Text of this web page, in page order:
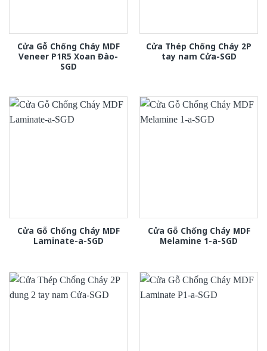
Cửa Gỗ Chống Cháy MDF
Veneer P1R5 Xoan Đào-
SGD
Cửa Thép Chống Cháy 2P
tay nam Cửa-SGD
Cửa Gỗ Chống Cháy MDF
Laminate-a-SGD
Cửa Gỗ Chống Cháy MDF
Melamine 1-a-SGD